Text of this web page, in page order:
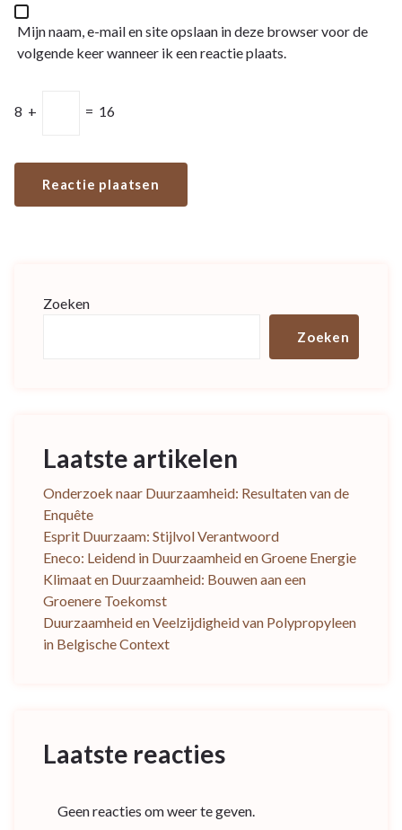
Mijn naam, e-mail en site opslaan in deze browser voor de
volgende keer wanneer ik een reactie plaats.
8 + = 16
Zoeken
Zoeken
Laatste artikelen
Onderzoek naar Duurzaamheid: Resultaten van de
Enquête
Esprit Duurzaam: Stijlvol Verantwoord
Eneco: Leidend in Duurzaamheid en Groene Energie
Klimaat en Duurzaamheid: Bouwen aan een
Groenere Toekomst
Duurzaamheid en Veelzijdigheid van Polypropyleen
in Belgische Context
Laatste reacties
Geen reacties om weer te geven.